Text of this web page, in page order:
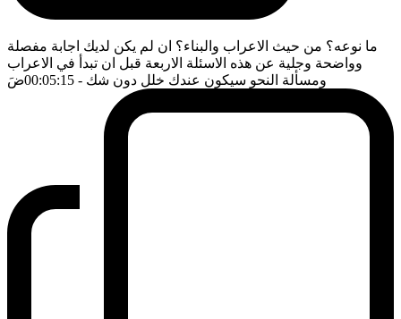
ما نوعه؟ من حيث الاعراب والبناء؟ ان لم يكن لديك اجابة مفصلة
وواضحة وجلية عن هذه الاسئلة الاربعة قبل ان تبدأ في الاعراب
ومسألة النحو سيكون عندك خلل دون شك - 00:05:15 ضَ